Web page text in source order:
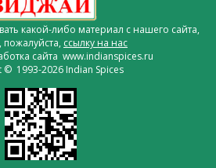
какой-либо материал с нашего сайта,
пожалуйста, ссылку на нас
сайта www.indianspices.ru
© 1993-2026 Indian Spices